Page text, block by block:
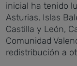
inicial ha tenido
Asturias, Islas
Castilla y León,
Comunidad
redistribución a